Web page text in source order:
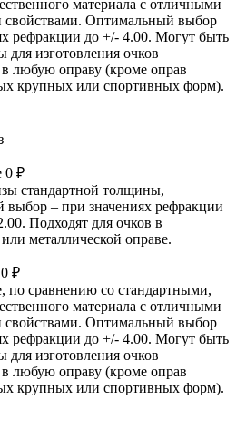
материала с отличными
свойствами. Оптимальный выбор
рефракции до +/- 4.00. Могут быть
для изготовления очков
любую оправу (кроме оправ
крупных или спортивных форм).
0 ₽
стандартной толщины,
выбор – при значениях рефракции
Подходят для очков в
металлической оправе.
0 ₽
по сравнению со стандартными,
материала с отличными
свойствами. Оптимальный выбор
рефракции до +/- 4.00. Могут быть
для изготовления очков
любую оправу (кроме оправ
крупных или спортивных форм).